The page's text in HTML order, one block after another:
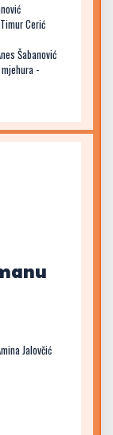
Cerić
Šabanović
-
Jalovčić